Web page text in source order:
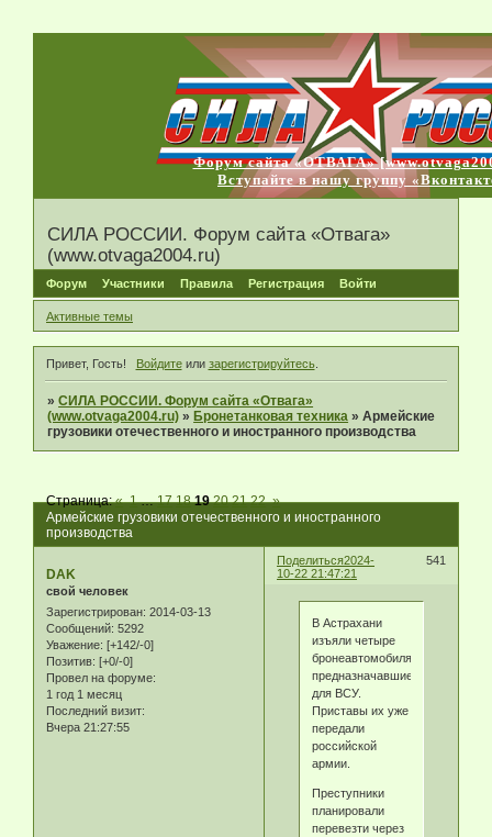
Форум сайта «ОТВАГА»
Вступайте в нашу группу
СИЛА РОССИИ. Форум сайта «Отвага»
(www.otvaga2004.ru)
Форум Участники Правила Регистрация Войти
Активные темы
Привет, Гость! Войдитеили зарегистрируйтесь.
»СИЛА РОССИИ. Форум сайта «Отвага»
(www.otvaga2004.ru) » Бронетанковая техника »Армейские
грузовики отечественного и иностранного производства
Армейские грузовики отечественного и иностранного
производства
Страница:« 1 … 17 18 19 20 21 22 »
Поделиться 541
2024-
10-22 21:47:21
DAK
свой человек
Зарегистрирован: 2014-03-13
Сообщений: 5292
Уважение: [+142/-0]
Позитив: [+0/-0]
Провел на форуме:
1 год 1 месяц
Последний визит:
Вчера 21:27:55
В Астрахани
изъяли четыре
бронеавтомобиля,
предназначавшиеся
для ВСУ.
Приставы их уже
передали
российской
армии.
Преступники
планировали
перевезти через